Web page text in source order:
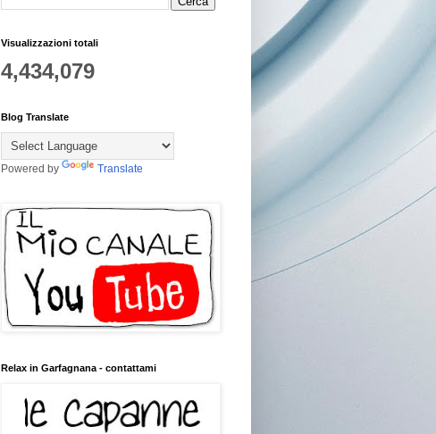
Visualizzazioni totali
4,434,079
Blog Translate
Powered by Translate
Relax in Garfagnana - contattami